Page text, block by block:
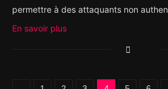
permettre à des attaquants non
En savoir plus